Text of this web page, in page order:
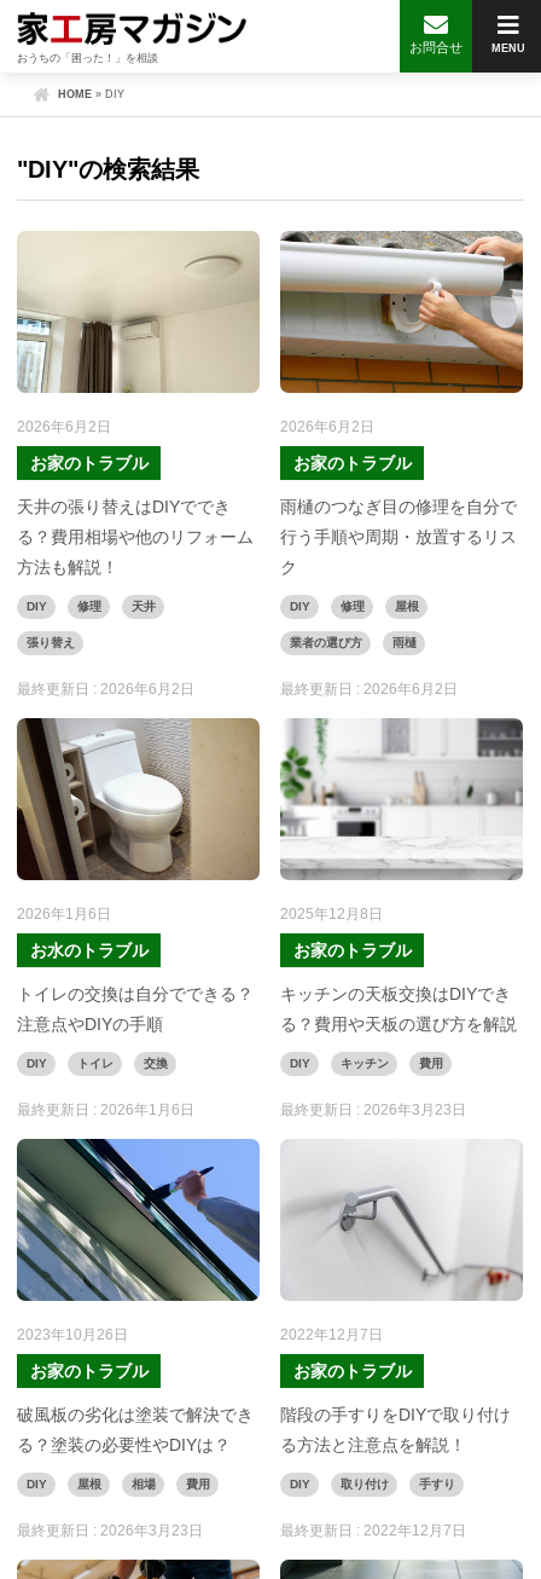
おうちの「困った！」を相談
MENU
お問合せ
HOME » DIY
"DIY"の検索結果
2026年6月2日
お家のトラブル
天井の張り替えはDIYででき
る？費用相場や他のリフォーム
方法も解説！
DIY 修理 天井
張り替え
最終更新日 : 2026年6月2日
2026年6月2日
お家のトラブル
雨樋のつなぎ目の修理を自分で
行う手順や周期・放置するリス
ク
DIY 修理 屋根
業者の選び方 雨樋
最終更新日 :2026年6月2日
2026年1月6日
お水のトラブル
トイレの交換は自分でできる？
注意点やDIYの手順
DIY トイレ 交換
最終更新日 : 2026年1月6日
2025年12月8日
お家のトラブル
キッチンの天板交換はDIYでき
る？費用や天板の選び方を解説
DIY キッチン 費用
最終更新日 :2026年3月23日
2023年10月26日
お家のトラブル
破風板の劣化は塗装で解決でき
る？塗装の必要性やDIYは？
DIY 屋根 相場 費用
最終更新日 : 2026年3月23日
2022年12月7日
お家のトラブル
階段の手すりをDIYで取り付け
る方法と注意点を解説！
DIY 取り付け 手すり
最終更新日 :2022年12月7日